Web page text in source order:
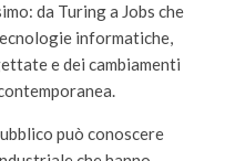
da Turing a Jobs che
informatiche,
e dei cambiamenti
può conoscere